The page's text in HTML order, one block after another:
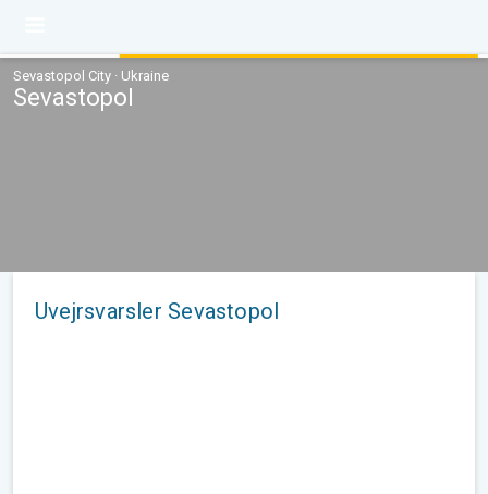
Sevastopol City · Ukraine
Sevastopol
Uvejrsvarsler Sevastopol